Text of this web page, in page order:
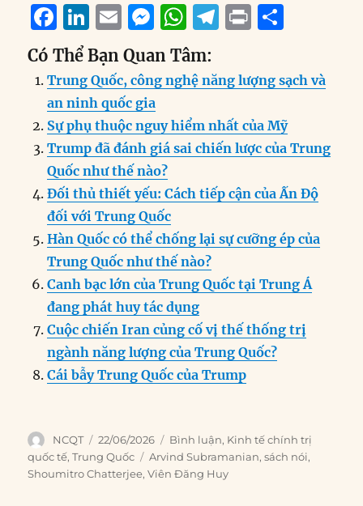
F
a
c
e
b
o
o
k
Li
n
k
e
d
I
n
E
m
ai
l
M
e
ss
e
n
g
er
W
h
at
s
A
p
T
e
g
r
a
P
n
t
a
re
Có Thể Bạn Quan Tâm:
Trung Quốc, công nghệ năng lượng sạch và
an ninh quốc gia
Sự phụ thuộc nguy hiểm nhất của Mỹ
Trump đã đánh giá sai chiến lược của Trung
Quốc như thế nào?
Đối thủ thiết yếu: Cách tiếp cận của Ấn Độ
đối với Trung Quốc
Hàn Quốc có thể chống lại sự cưỡng ép của
Trung Quốc như thế nào?
Canh bạc lớn của Trung Quốc tại Trung Á
đang phát huy tác dụng
Cuộc chiến Iran củng cố vị thế thống trị
ngành năng lượng của Trung Quốc?
Cái bẫy Trung Quốc của Trump
Author
NCQT
Posted
on
22/06/2026 Categories
Bình luận, Kinh tế chính trị
quốc tế,Trung Quốc Tags
Arvind Subramanian,sách nói,
Shoumitro Chatterjee,Viên Đăng Huy